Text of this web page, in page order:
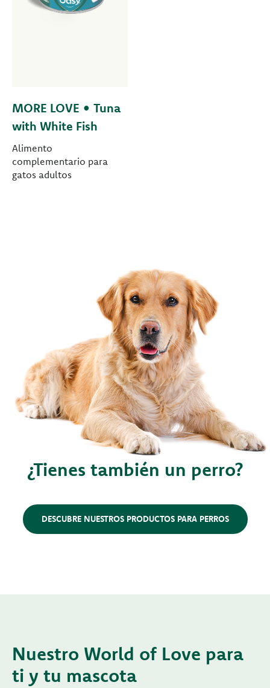
MORE LOVE • Tuna
with White Fish
Alimento
complementario para
gatos adultos
¿Tienes también un perro?
DESCUBRE NUESTROS PRODUCTOS PARA PERROS
Nuestro World of Love para
ti y tu mascota